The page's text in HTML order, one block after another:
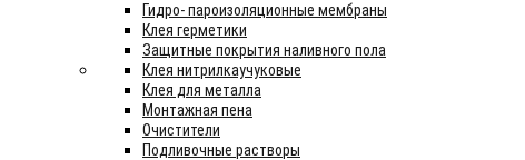
Гидро- пароизоляционные мембраны
Клея герметики
Защитные покрытия наливного пола
Клея нитрилкаучуковые
Клея для металла
Монтажная пена
Очистители
Подливочные растворы